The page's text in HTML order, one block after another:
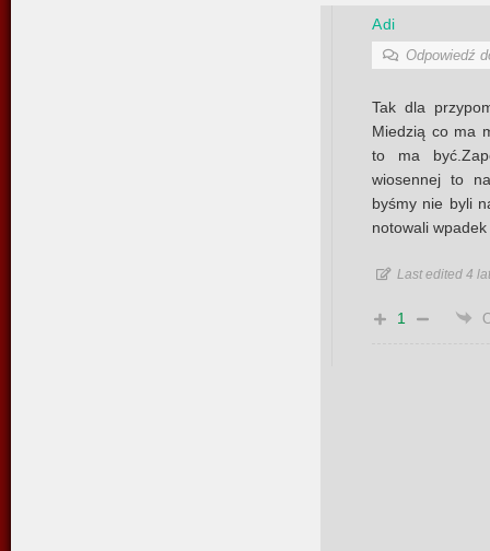
Adi
Odpowiedź
Tak dla
Miedzią co ma
to ma
wiosennej to
byśmy nie byli
notowali wpadek
Last edited 4
1